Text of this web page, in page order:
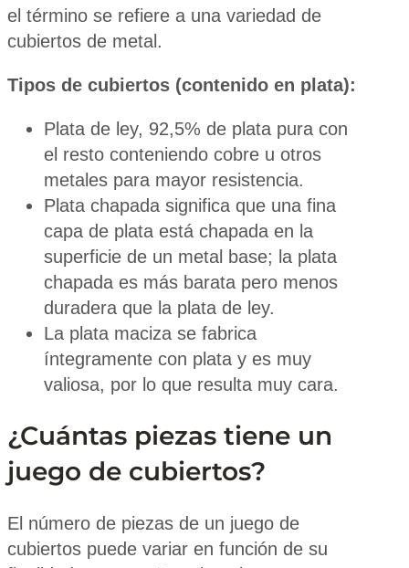
el término se refiere a una variedad de
cubiertos de metal.
Tipos de cubiertos (contenido en plata):
Plata de ley, 92,5% de plata pura con
el resto conteniendo cobre u otros
metales para mayor resistencia.
Plata chapada significa que una fina
capa de plata está chapada en la
superficie de un metal base; la plata
chapada es más barata pero menos
duradera que la plata de ley.
La plata maciza se fabrica
íntegramente con plata y es muy
valiosa, por lo que resulta muy cara.
¿Cuántas piezas tiene un
juego de cubiertos?
El número de piezas de un juego de
cubiertos puede variar en función de su